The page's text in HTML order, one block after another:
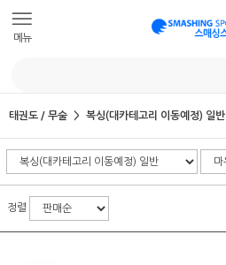
메뉴
태권도 / 무술 복싱(대카테고리 이동예정) 일반
정렬